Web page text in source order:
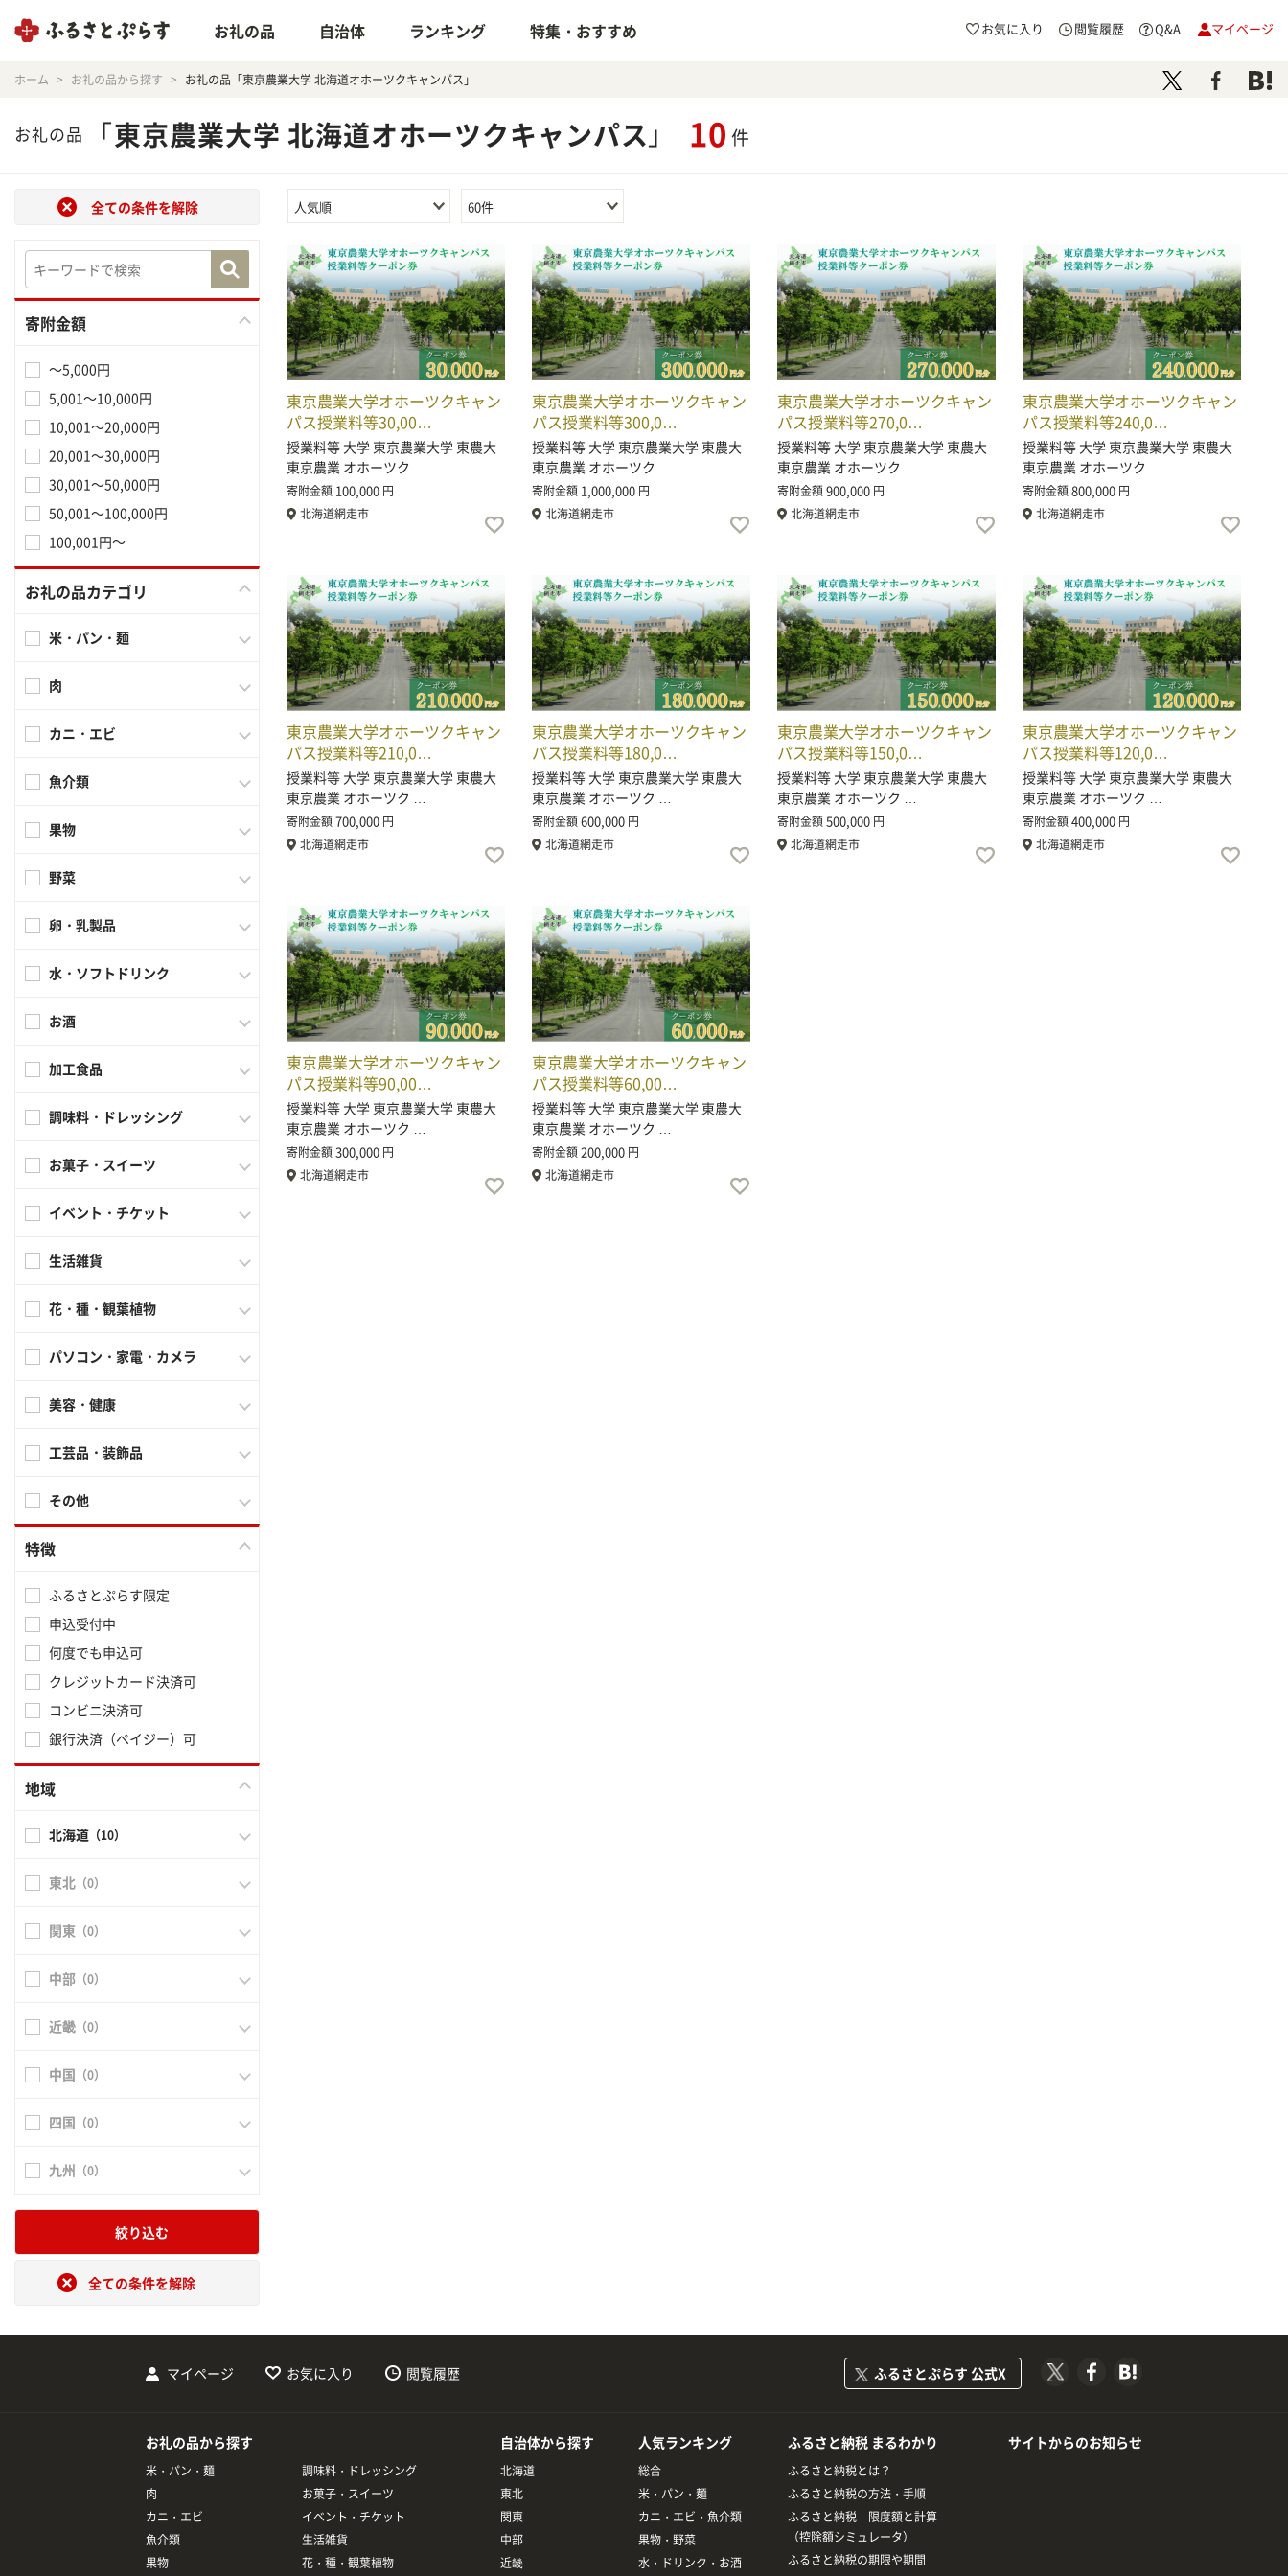
お礼の品 自治体 ランキング 特集・おすすめ お気に入り 閲覧履歴 Q&A マイページ
ホーム お礼の品から探す お礼の品「東京農業大学 北海道オホーツクキャンパス」
お礼の品「東京農業大学 北海道オホーツクキャンパス」 10 件
全ての条件を解除
寄附金額
～5,000円
5,001～10,000円
10,001～20,000円
20,001～30,000円
30,001～50,000円
50,001～100,000円
100,001円～
お礼の品カテゴリ
米・パン・麺
肉
カニ・エビ
魚介類
果物
野菜
卵・乳製品
水・ソフトドリンク
お酒
加工食品
調味料・ドレッシング
お菓子・スイーツ
イベント・チケット
生活雑貨
花・種・観葉植物
パソコン・家電・カメラ
美容・健康
工芸品・装飾品
その他
特徴
ふるさとぷらす限定
申込受付中
何度でも申込可
クレジットカード決済可
コンビニ決済可
銀行決済（ペイジー）可
地域
北海道 （10）
東北 （0）
関東 （0）
中部 （0）
近畿 （0）
中国 （0）
四国 （0）
九州 （0）
絞り込む
全ての条件を解除
人気順 60件
東京農業大学オホーツクキャン
パス授業料等30,00…
授業料等 大学 東京農業大学 東農大
東京農業 オホーツク …
寄附金額 100,000 円
北海道網走市
東京農業大学オホーツクキャン
パス授業料等300,0…
授業料等 大学 東京農業大学 東農大
東京農業 オホーツク …
寄附金額 1,000,000 円
北海道網走市
東京農業大学オホーツクキャン
パス授業料等270,0…
授業料等 大学 東京農業大学 東農大
東京農業 オホーツク …
寄附金額900,000 円
北海道網走市
東京農業大学オホーツクキャン
パス授業料等240,0…
授業料等 大学 東京農業大学 東農大
東京農業 オホーツク …
寄附金額800,000 円
北海道網走市
東京農業大学オホーツクキャン
パス授業料等210,0…
授業料等 大学 東京農業大学 東農大
東京農業 オホーツク …
寄附金額700,000 円
北海道網走市
東京農業大学オホーツクキャン
パス授業料等180,0…
授業料等 大学 東京農業大学 東農大
東京農業 オホーツク …
寄附金額600,000 円
北海道網走市
東京農業大学オホーツクキャン
パス授業料等150,0…
授業料等 大学 東京農業大学 東農大
東京農業 オホーツク …
寄附金額500,000 円
北海道網走市
東京農業大学オホーツクキャン
パス授業料等120,0…
授業料等 大学 東京農業大学 東農大
東京農業 オホーツク …
寄附金額400,000 円
北海道網走市
東京農業大学オホーツクキャン
パス授業料等90,00…
授業料等 大学 東京農業大学 東農大
東京農業 オホーツク …
寄附金額300,000 円
北海道網走市
東京農業大学オホーツクキャン
パス授業料等60,00…
授業料等 大学 東京農業大学 東農大
東京農業 オホーツク …
寄附金額200,000 円
北海道網走市
マイページ お気に入り 閲覧履歴 ふるさとぷらす 公式X
お礼の品から探す
米・パン・麺
肉
カニ・エビ
魚介類
果物
調味料・ドレッシング
お菓子・スイーツ
イベント・チケット
生活雑貨
花・種・観葉植物
自治体から探す
北海道
東北
関東
中部
近畿
人気ランキング
総合
米・パン・麺
カニ・エビ・魚介類
果物・野菜
水・ドリンク・お酒
ふるさと納税 まるわかり
ふるさと納税とは？
ふるさと納税の方法・手順
ふるさと納税 限度額と計算
（控除額シミュレータ）
ふるさと納税の期限や期間
サイトからのお知らせ